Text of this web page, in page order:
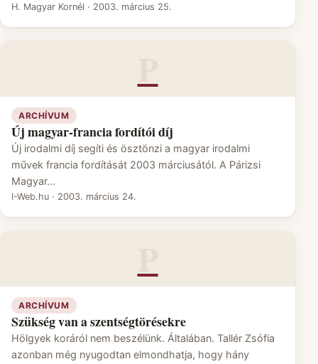
H. Magyar Kornél · 2003. március 25.
ARCHÍVUM
Új magyar-francia fordítói díj
Új irodalmi díj segíti és ösztönzi a magyar irodalmi
művek francia fordítását 2003 márciusától. A Párizsi
Magyar…
I-Web.hu · 2003. március 24.
ARCHÍVUM
Szükség van a szentségtörésekre
Hölgyek koráról nem beszélünk. Általában. Tallér Zsófia
azonban még nyugodtan elmondhatja, hogy hány